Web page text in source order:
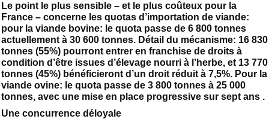
Le point le plus sensible – et le plus coûteux pour la
France – concerne les quotas d’importation de viande:
pour la viande bovine: le quota passe de 6 800 tonnes
actuellement à 30 600 tonnes. Détail du mécanisme: 16 830
tonnes (55%) pourront entrer en franchise de droits à
condition d’être issues d’élevage nourri à l’herbe, et 13 770
tonnes (45%) bénéficieront d’un droit réduit à 7,5%. Pour la
viande ovine: le quota passe de 3 800 tonnes à 25 000
tonnes, avec une mise en place progressive sur sept ans .
Une concurrence déloyale